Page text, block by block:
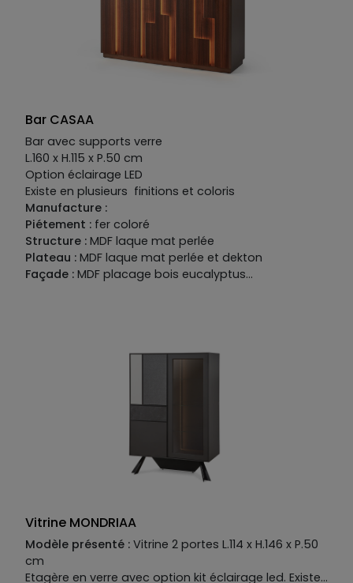
Bar CASAA
Bar avec supports verre
L.160 x H.115 x P.50 cm
Option éclairage LED
Existe en plusieurs finitions et coloris
Manufacture :
Piétement : fer coloré
Structure : MDF laque mat perlée
Plateau : MDF laque mat perlée et dekton
Façade : MDF placage bois eucalyptus
Vitrine MONDRIAA
Modèle présenté : Vitrine 2 portes L.114 x H.146 x P.50
cm
Etagère en verre avec option kit éclairage led. Existe